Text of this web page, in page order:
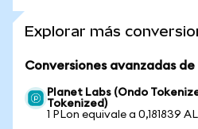
Explorar más
Conversiones avanzadas
Planet Labs (Ondo
Tokenized)
1 PLon equivale a 0,181839